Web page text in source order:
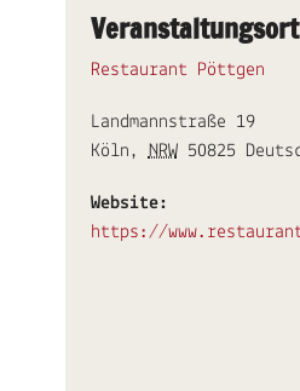
Veranstaltungsort
Restaurant Pöttgen
Landmannstraße 19
Köln, NRW 50825
Website:
https://